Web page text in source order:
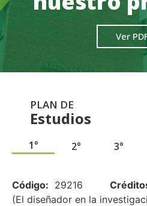
Ver
PLAN DE
Estudios
1° 2° 3°
Código: 29216
(El diseñador en la